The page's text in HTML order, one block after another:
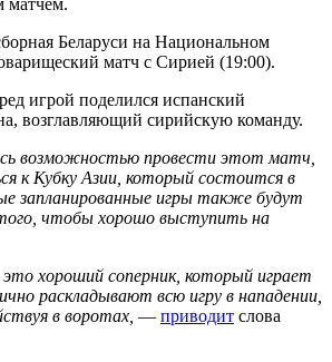
Беларуси на Национальном
матч с Сирией (19:00).
игрой поделился испанский
возглавляющий сирийскую команду.
возможностью провести этот матч,
к Кубку Азии, который состоится в
запланированные игры также будут
того, чтобы хорошо выступить на
хороший соперник, который играет
раскладывают всю игру в нападении,
в воротах, — приводит слова